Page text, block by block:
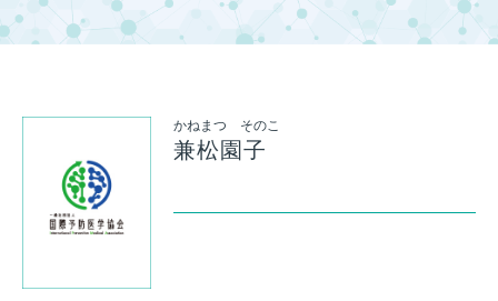
かねまつ そのこ
兼松園子